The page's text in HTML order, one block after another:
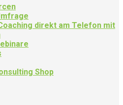
direkt am Telefon mit
Shop